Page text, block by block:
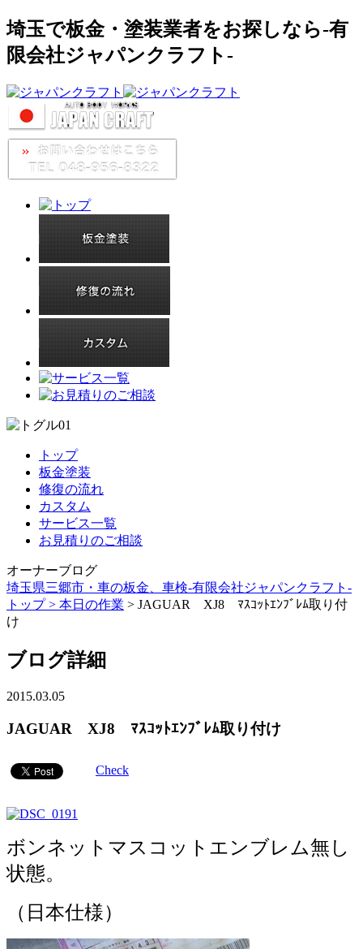
埼玉で板金・塗装業者をお探しなら-有
限会社ジャパンクラフト-
トップ
板金塗装
修復の流れ
カスタム
サービス一覧
お見積りのご相談
オーナーブログ
埼玉県三郷市・車の板金、車検-有限会社ジャパンクラフト-
トップ > 本日の作業 > JAGUAR XJ8 ﾏｽｺｯﾄｴﾝﾌﾞﾚﾑ取り付
け
ブログ詳細
2015.03.05
JAGUAR XJ8 ﾏｽｺｯﾄｴﾝﾌﾞﾚﾑ取り付け
Check
ボンネットマスコットエンブレム無し
状態。
（日本仕様）